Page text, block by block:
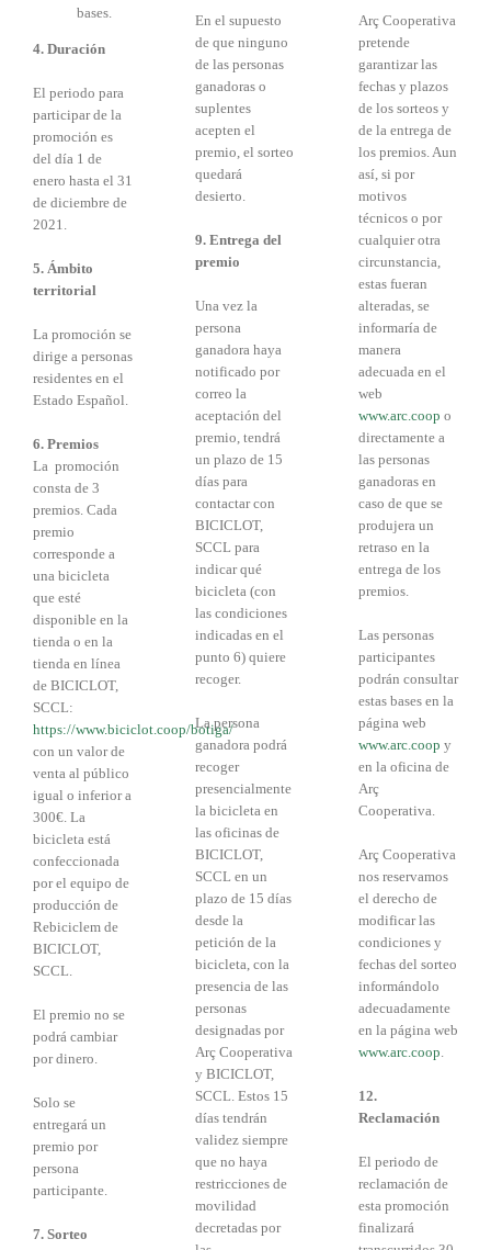
bases.
4. Duración
El periodo para
participar de la
promoción es
del día 1 de
enero hasta el 31
de diciembre de
2021.
5. Ámbito
territorial
La promoción se
dirige a personas
residentes en el
Estado Español.
6. Premios
La promoción
consta de 3
premios. Cada
premio
corresponde a
una bicicleta
que esté
disponible en la
tienda o en la
tienda en línea
de BICICLOT,
SCCL:
https://www.biciclot.coop/botiga/
con un valor de
venta al público
igual o inferior a
300€. La
bicicleta está
confeccionada
por el equipo de
producción de
Rebiciclem de
BICICLOT,
SCCL.
El premio no se
podrá cambiar
por dinero.
Solo se
entregará un
premio por
persona
participante.
7. Sorteo
En el supuesto
de que ninguno
de las personas
ganadoras o
suplentes
acepten el
premio, el sorteo
quedará
desierto.
9.Entrega del
premio
Una vez la
persona
ganadora haya
notificado por
correo la
aceptación del
premio, tendrá
un plazo de 15
días para
contactar con
BICICLOT,
SCCL para
indicar qué
bicicleta (con
las condiciones
indicadas en el
punto 6) quiere
recoger.
La persona
ganadora podrá
recoger
presencialmente
la bicicleta en
las oficinas de
BICICLOT,
SCCL en un
plazo de 15 días
desde la
petición de la
bicicleta, con la
presencia de las
personas
designadas por
Arç Cooperativa
y BICICLOT,
SCCL. Estos 15
días tendrán
validez siempre
que no haya
restricciones de
movilidad
decretadas por
Arç Cooperativa
pretende
garantizar las
fechas y plazos
de los sorteos y
de la entrega de
los premios. Aun
así, si por
motivos
técnicos o por
cualquier otra
circunstancia,
estas fueran
alteradas, se
informaría de
manera
adecuada en el
web
www.arc.coop o
directamente a
las personas
ganadoras en
caso de que se
produjera un
retraso en la
entrega de los
premios.
Las personas
participantes
podrán consultar
estas bases en la
página web
www.arc.coop y
en la oficina de
Arç
Cooperativa.
Arç Cooperativa
nos reservamos
el derecho de
modificar las
condiciones y
fechas del sorteo
informándolo
adecuadamente
en la página web
www.arc.coop
12.
Reclamación
El periodo de
reclamación de
esta promoción
finalizará